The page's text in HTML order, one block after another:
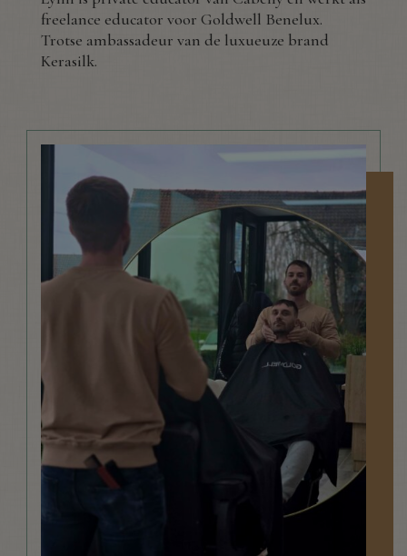
freelance educator voor Goldwell Benelux.
Trotse ambassadeur van de luxueuze brand
Kerasilk.